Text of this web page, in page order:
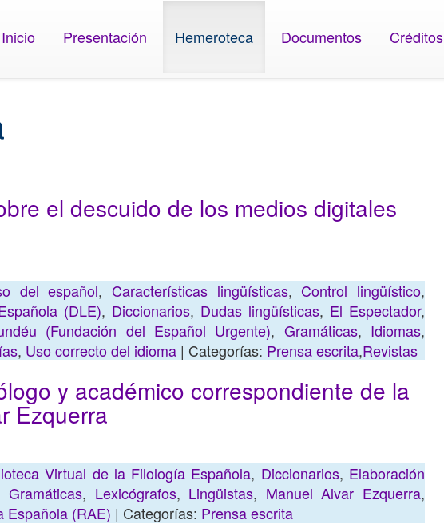
Inicio Presentación Hemeroteca Documentos Créditos
el descuido de los medios digitales
del español,Características lingüísticas,Control lingüístico,
(DLE), Diccionarios, Dudas lingüísticas, El Espectador,
(Fundación del Español Urgente), Gramáticas, Idiomas,
, Uso correcto del idioma | Categorías: Prensa escrita,Revistas
y académico correspondiente de la
Ezquerra
Virtual de la Filología Española, Diccionarios, Elaboración
Gramáticas, Lexicógrafos, Lingüistas, Manuel Alvar Ezquerra,
Española (RAE) | Categorías: Prensa escrita